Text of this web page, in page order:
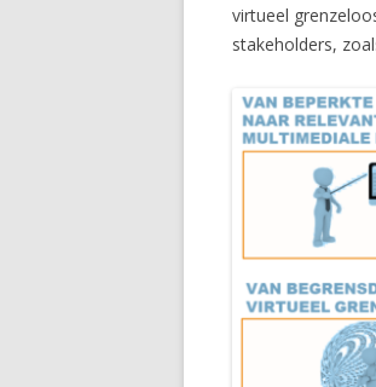
virtueel
stakeholders,